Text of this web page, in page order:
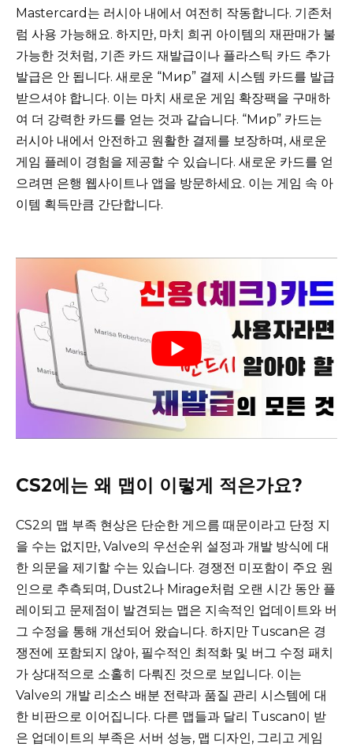
Mastercard는 러시아 내에서 여전히 작동합니다. 기존처
럼 사용 가능해요. 하지만, 마치 희귀 아이템의 재판매가 불
가능한 것처럼, 기존 카드 재발급이나 플라스틱 카드 추가
발급은 안 됩니다. 새로운 “Мир” 결제 시스템 카드를 발급
받으셔야 합니다. 이는 마치 새로운 게임 확장팩을 구매하
여 더 강력한 카드를 얻는 것과 같습니다. “Мир” 카드는
러시아 내에서 안전하고 원활한 결제를 보장하며, 새로운
게임 플레이 경험을 제공할 수 있습니다. 새로운 카드를 얻
으려면 은행 웹사이트나 앱을 방문하세요. 이는 게임 속 아
이템 획득만큼 간단합니다.
CS2에는 왜 맵이 이렇게 적은가요?
CS2의 맵 부족 현상은 단순한 게으름 때문이라고 단정 지
을 수는 없지만, Valve의 우선순위 설정과 개발 방식에 대
한 의문을 제기할 수는 있습니다. 경쟁전 미포함이 주요 원
인으로 추측되며, Dust2나 Mirage처럼 오랜 시간 동안 플
레이되고 문제점이 발견되는 맵은 지속적인 업데이트와 버
그 수정을 통해 개선되어 왔습니다. 하지만 Tuscan은 경
쟁전에 포함되지 않아, 필수적인 최적화 및 버그 수정 패치
가 상대적으로 소홀히 다뤄진 것으로 보입니다. 이는
Valve의 개발 리소스 배분 전략과 품질 관리 시스템에 대
한 비판으로 이어집니다. 다른 맵들과 달리 Tuscan이 받
은 업데이트의 부족은 서버 성능, 맵 디자인, 그리고 게임